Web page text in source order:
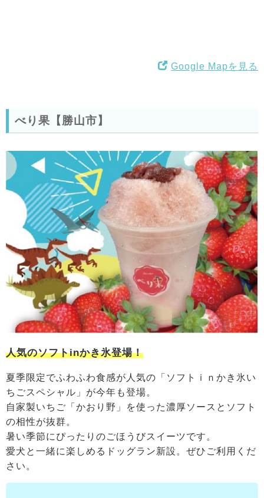
Google Mapを見る
べり果【勝山市】
人気のソフトinかき氷登場！
夏季限定でふわふわ食感が人気の「ソフトｉｎかき氷い
ちごスペシャル」が今年も登場。
自家製いちご「かおり野」を使った濃厚ソースとソフト
の相性が抜群。
暑い季節にぴったりのごほうびスイーツです。
愛犬と一緒に楽しめるドッグラン新設。ぜひご利用くだ
さい。